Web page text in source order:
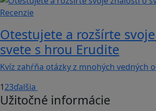
Recenzie
Otestujete a rozšírte
svete s hrou Erudite
Kvíz zahŕňa otázky z mnohých vedných
123ďalšia
Užitočné informácie